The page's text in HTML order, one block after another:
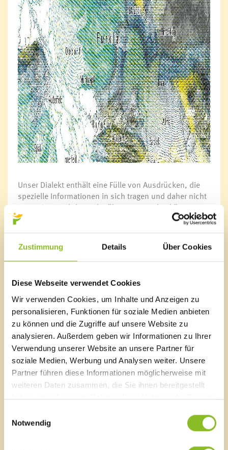
Zustimmung Details Über Cookies
Diese Webseite verwendet Cookies
Wir verwenden Cookies, um Inhalte und Anzeigen zu
personalisieren, Funktionen für soziale Medien anbieten
zu können und die Zugriffe auf unsere Website zu
analysieren. Außerdem geben wir Informationen zu Ihrer
Verwendung unserer Website an unsere Partner für
soziale Medien, Werbung und Analysen weiter. Unsere
Partner führen diese Informationen möglicherweise mit
weiteren Daten zusammen, die Sie ihnen bereitgestellt
haben oder die sie im Rahmen Ihrer Nutzung der Dienste
Notwendig
Unser Dialekt enthält eine Fülle von Ausdrücken, die
spezielle Informationen in sich tragen und daher nicht
immer ins Hochdeutsche übersetzt werden können.
Diesem an Nuancen reichen Sprachschatz geht der
Vortrag nach.
Allerdings stehen an diesem Abend einmal nicht die
deutschen Dialektwörter im Vordergrund, sondern die,
Jahren nicht mehr bei uns gesprochen wird – dem
Rätoromanischen. Es ist erstaunlich, wie viele es
(noch) davon gibt und von denen manche zum
Allgemeingut des an sich schon variantenreichen
Vorarlberger Dialekts wurden.
Zugleich wird auch das Buch „Flurnamen Walgau –
Deutungen“ aus der Feder des pensionierten Prof. für
Romanistik an der Uni Innsbruck und gebürtigen
Bürsers, Guntram Plangg, präsentiert.
17.09.2021, 20:00 Uhr
Wolfhaus-Dachboden, Nenzing